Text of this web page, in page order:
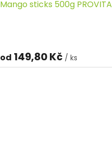
Mango sticks 500g PROVITA
od 149,80 Kč / ks